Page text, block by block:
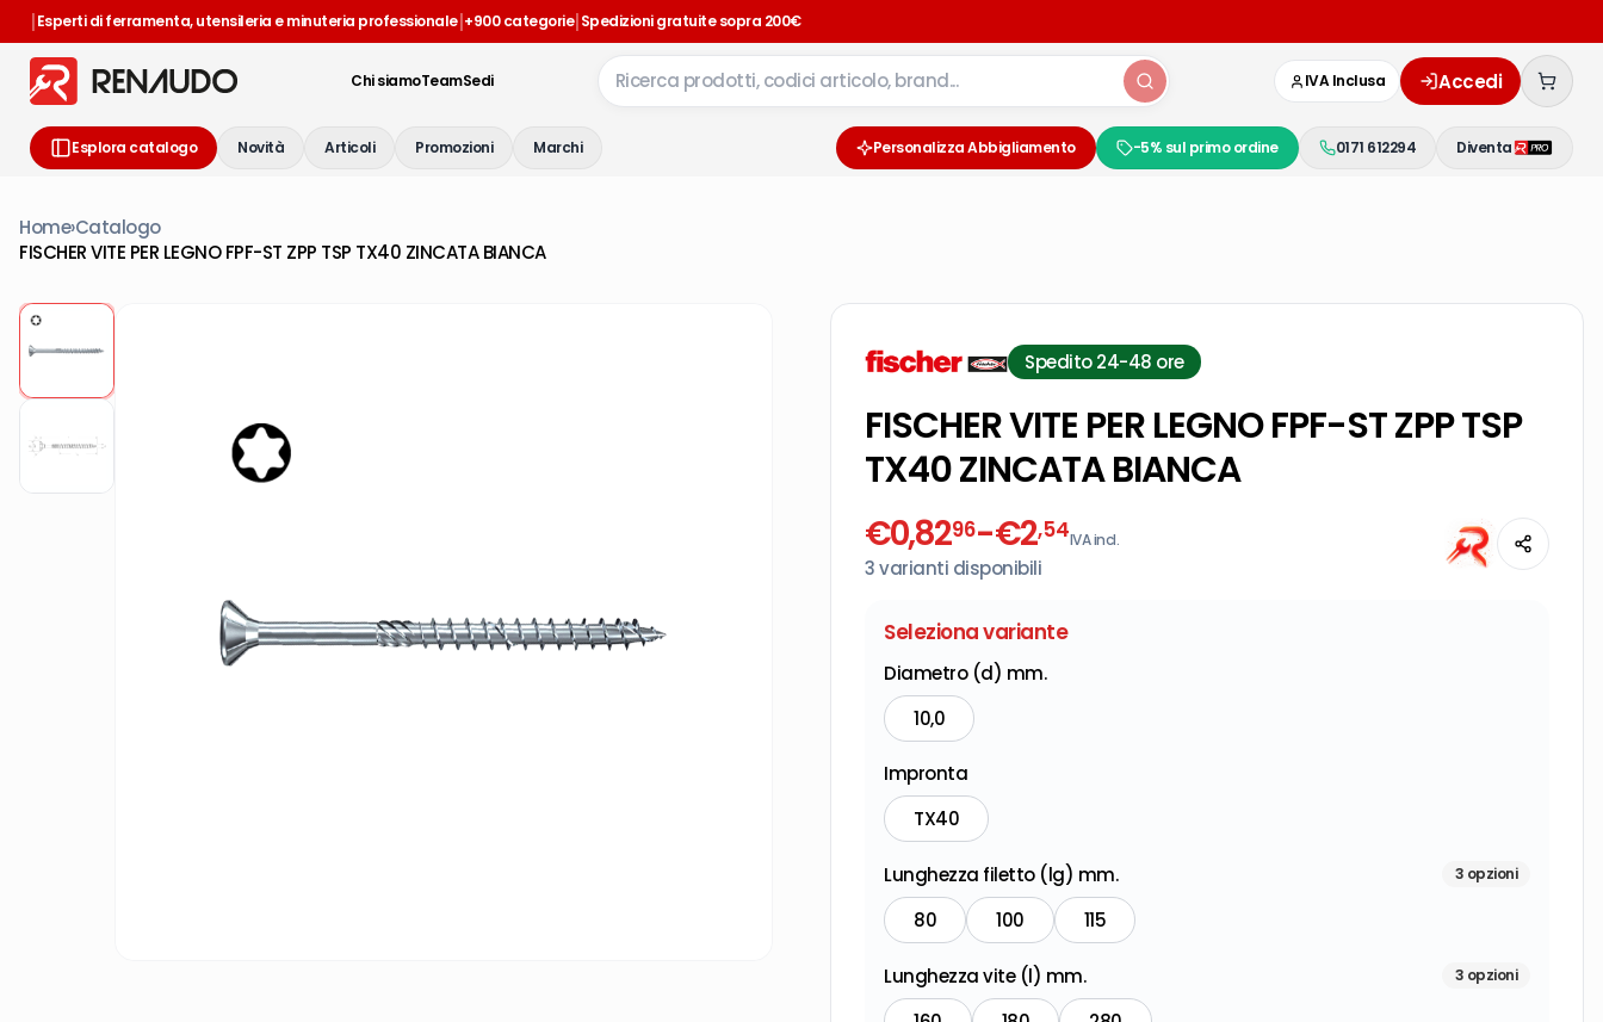
|Esperti di ferramenta, utensileria e minuteria professionale|+900 categorie|Spedizioni gratuite sopra 200€
Chi siamoTeamSedi IVA Inclusa Accedi
Esplora catalogo Novità Articoli Promozioni Marchi Personalizza Abbigliamento -5% sul primo ordine 0171 612294 Diventa
Home›Catalogo
FISCHER VITE PER LEGNO FPF-ST ZPP TSP TX40 ZINCATA BIANCA
Spedito 24-48 ore
FISCHER VITE PER LEGNO FPF-ST ZPP TSP
TX40 ZINCATA BIANCA
€0,8296-€2,54IVA incl.
3varianti disponibili
Seleziona variante
Diametro (d) mm.
10,0
Impronta
TX40
Lunghezza filetto (lg) mm. 3 opzioni
80 100 115
Lunghezza vite (l) mm. 3 opzioni